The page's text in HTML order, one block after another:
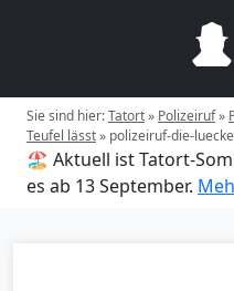
Sie sind hier:Tatort» Polizeiruf»
Teufel lässt» polizeiruf-die-
🏖️ Aktuell ist Tatort-
es ab 13 September.